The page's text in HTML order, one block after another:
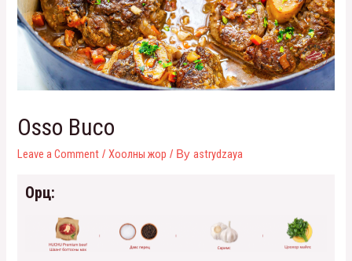
Оsso Buco
Leave a Comment /Хоолны жор / Byastrydzaya
Орц: